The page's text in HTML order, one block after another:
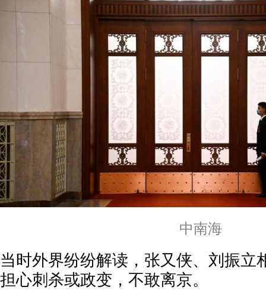
中南海
当时外界纷纷解读，张又侠、刘振立
担心刺杀或政变，不敢离京。